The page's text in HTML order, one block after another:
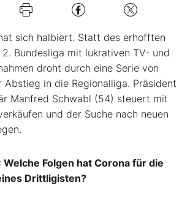
sich halbiert. Statt des erhofften
Bundesliga mit lukrativen TV- und
droht durch eine Serie von
Abstieg in die Regionalliga. Präsident
Manfred Schwabl (54) steuert mit
und der Suche nach neuen
Welche Folgen hat Corona für die
Drittligisten?